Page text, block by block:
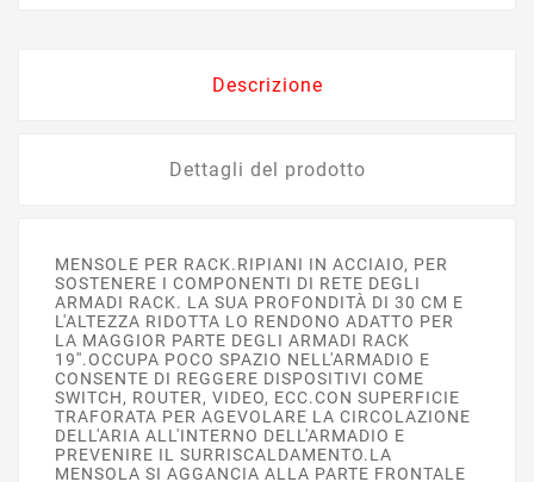
Descrizione
Dettagli del prodotto
MENSOLE PER RACK.RIPIANI IN ACCIAIO, PER
SOSTENERE I COMPONENTI DI RETE DEGLI
ARMADI RACK. LA SUA PROFONDITÀ DI 30 CM E
L'ALTEZZA RIDOTTA LO RENDONO ADATTO PER
LA MAGGIOR PARTE DEGLI ARMADI RACK
19''.OCCUPA POCO SPAZIO NELL'ARMADIO E
CONSENTE DI REGGERE DISPOSITIVI COME
SWITCH, ROUTER, VIDEO, ECC.CON SUPERFICIE
TRAFORATA PER AGEVOLARE LA CIRCOLAZIONE
DELL'ARIA ALL'INTERNO DELL'ARMADIO E
PREVENIRE IL SURRISCALDAMENTO.LA
MENSOLA SI AGGANCIA ALLA PARTE FRONTALE